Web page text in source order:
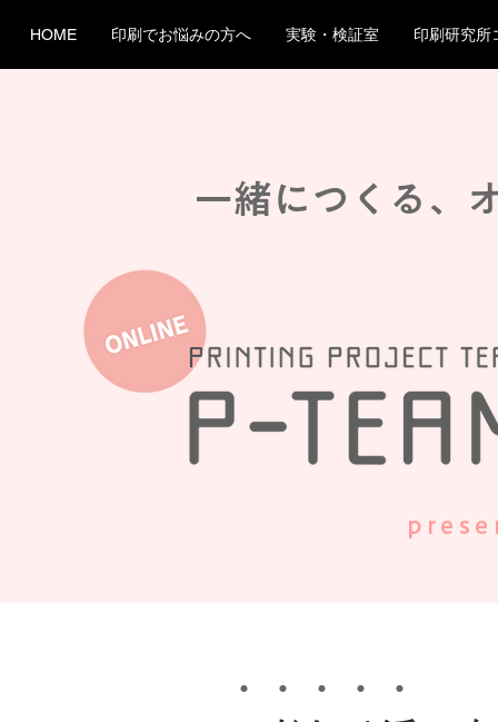
HOME 印刷でお悩みの方へ 実験・検証室 印刷研究所
一緒につくる、
​・・・・・